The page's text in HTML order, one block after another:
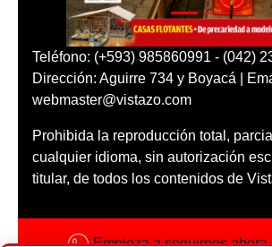
Teléfono: (+593) 985860991 - (042)
Dirección: Aguirre 734 y Boyacá |
webmaster@vistazo.com
Prohibida la reproducción total,
cualquier idioma, sin autorización
titular, de todos los contenidos de
Empieza a seguirnos ahora